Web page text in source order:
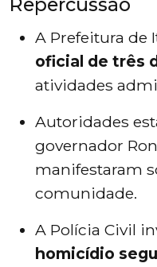
A Prefeitura de
oficial de três
atividades
Autoridades
governador
manifestaram
comunidade.
A Polícia Civil
homicídio